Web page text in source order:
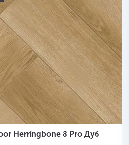
Herringbone 8 Pro Дуб